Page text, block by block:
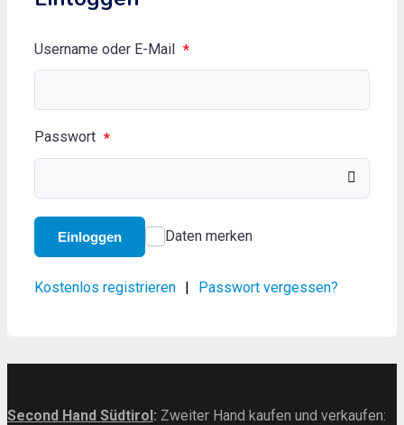
Username oder E-Mail *
Passwort *
Einloggen Daten merken
Kostenlos registrieren | Passwort vergessen?
Second Hand Südtirol: Zweiter Hand kaufen und verkaufen: